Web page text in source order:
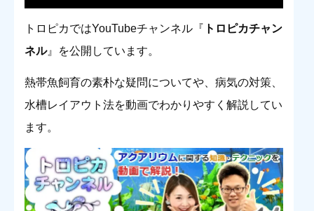
トロピカではYouTubeチャンネル『 トロピカチャン
ネル』を公開しています。
熱帯魚飼育の素朴な疑問についてや、病気の対策、
水槽レイアウト法を動画でわかりやすく解説してい
ます。